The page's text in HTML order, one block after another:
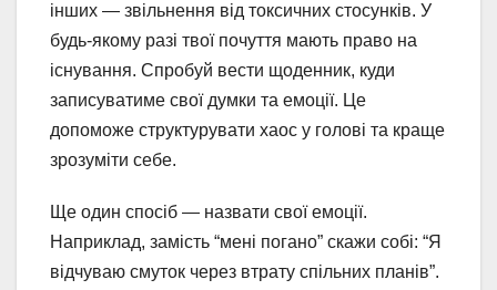
інших — звільнення від токсичних стосунків. У
будь-якому разі твої почуття мають право на
існування. Спробуй вести щоденник, куди
записуватиме свої думки та емоції. Це
допоможе структурувати хаос у голові та краще
зрозуміти себе.
Ще один спосіб — назвати свої емоції.
Наприклад, замість “мені погано” скажи собі: “Я
відчуваю смуток через втрату спільних планів”.